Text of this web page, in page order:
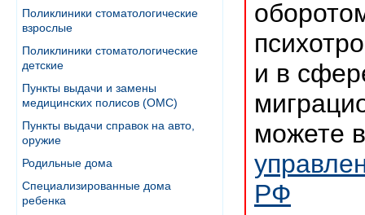
Поликлиники стоматологические
взрослые
Поликлиники стоматологические
детские
Пункты выдачи и замены
медицинских полисов (ОМС)
Пункты выдачи справок на авто,
оружие
Родильные дома
Специализированные дома
ребенка
и в
можете
РФ